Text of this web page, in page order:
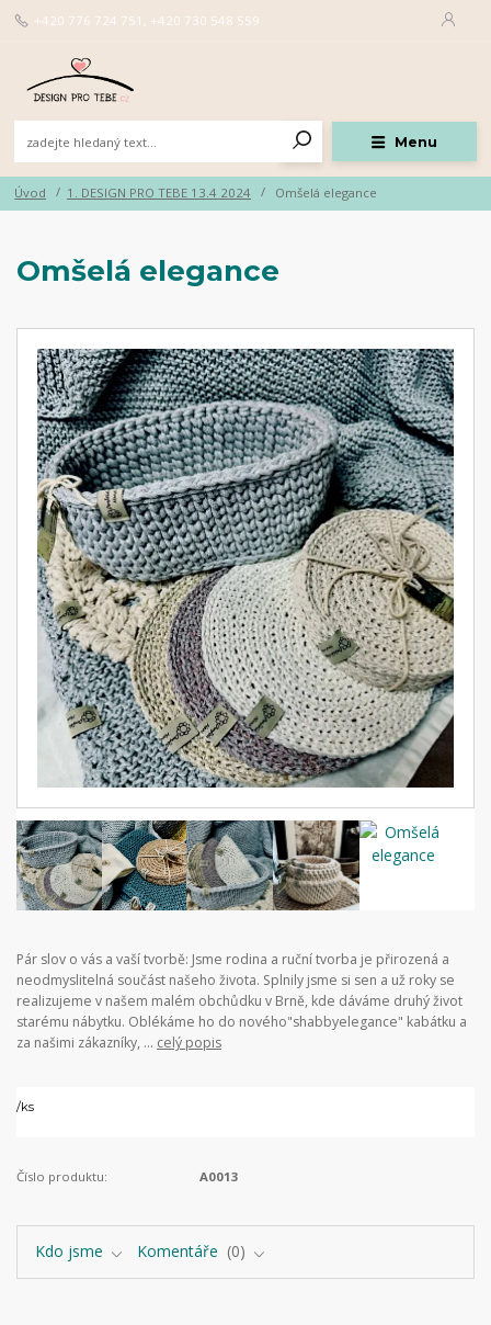
Menu
+420 776 724 751, +420 730 548 559
Úvod 1. DESIGN PRO TEBE 13.4 2024 Omšelá elegance
Omšelá elegance
Pár slov o vás a vaší tvorbě: Jsme rodina a ruční tvorba je přirozená a
neodmyslitelná součást našeho života. Splnily jsme si sen a už roky se
realizujeme v našem malém obchůdku v Brně, kde dáváme druhý život
starému nábytku. Oblékáme ho do nového"shabbyelegance" kabátku a
za našimi zákazníky, ... celý popis
/ks
Číslo produktu: A0013
Kdo jsme Komentáře 0